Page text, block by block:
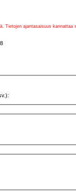
Tietojen ajantasaisuus kannattaa